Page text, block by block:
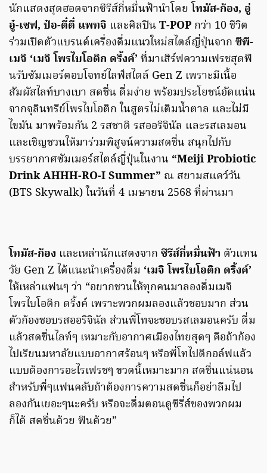
นักแสดงสุดฮอตจากซีรีส์กี่หมื่นฟ้านำโดย โทมัส-ก้อง, อู่
อู๋-เซฟ, ป๋อ-ตี๋ตี๋ แพทจิ และศิลปินT-POP กว่า 10 ชีวิต
ร่วมเปิดตัวแบรนด์เครื่องดื่มแนวใหม่สไตล์ญี่ปุ่นจาก ซีพี-
เมจิ ‘เมจิ โพรไบโอติก ดริ้งค์’ ที่มาเสิร์ฟความเฟรชสุดฟิ
นรับซัมเมอร์ตอบโจทย์ไลฟ์สไตล์ Gen Z เพราะมีเนื้อ
สัมผัสไลท์บางเบา สดชื่น ดื่มง่าย พร้อมประโยชน์อัดแน่น
จากจุลินทรีย์โพรไบโอติก ในสูตรไม่เติมน้ำตาล และไม่มี
ไขมัน มาพร้อมกัน 2 รสชาติ รสออริจินัล และรสเลมอน
และเชิญชวนให้มาร่วมพิสูจน์ความสดชื่น สนุกไปกับ
บรรยากาศซัมเมอร์สไตล์ญี่ปุ่นในงาน “Meiji Probiotic
Drink AHHH-RO-I Summer” ณ สยามสแคว์วัน
(BTS Skywalk) ในวันที่ 4 เมษายน 2568 ที่ผ่านมา
โทมัส-ก้อง และเหล่านักแสดงจาก ซีรีส์กี่หมื่นฟ้า ตัวแทน
วัย Gen Z ได้แนะนำเครื่องดื่ม ‘เมจิ โพรไบโอติก ดริ้งค์’
ให้เหล่าแฟนๆ ว่า “อยากชวนให้ทุกคนมาลองดื่มเมจิ
โพรไบโอติก ดริ้งค์ เพราะพวกผมลองแล้วชอบมาก ส่วน
ตัวก้องชอบรสออริจินัล ส่วนพี่โทจะชอบรสเลมอนครับ ดื่ม
แล้วสดชื่นไลท์ๆ เหมาะกับอากาศเมืองไทยสุดๆ คือถ้าก้อง
ไปเรียนมหาลัยแบบอากาศร้อนๆ หรือพี่โทไปตีกอล์ฟแล้ว
แบบต้องการอะไรเฟรชๆ ขวดนี้เหมาะมาก สดชื่นแน่นอน
สำหรับพี่ๆแฟนคลับถ้าต้องการความสดชื่นก็อย่าลืมไป
ลองกันเยอะๆนะครับ หรือจะดื่มตอนดูซีรี่ส์ของพวกผม
ก็ได้ สดชื่นด้วย ฟินด้วย”